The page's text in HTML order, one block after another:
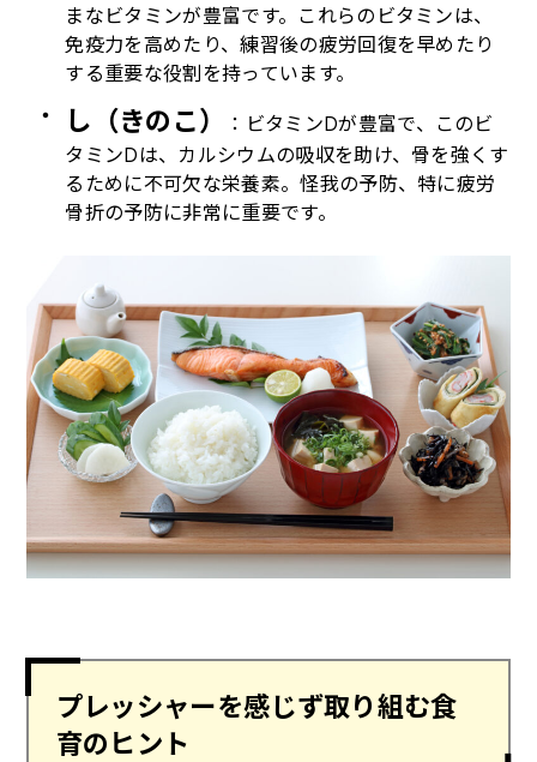
まなビタミンが豊富です。これらのビタミンは、
免疫力を高めたり、練習後の疲労回復を早めたり
する重要な役割を持っています。
し（きのこ）
：ビタミンDが豊富で、このビ
タミンDは、カルシウムの吸収を助け、骨を強くす
るために不可欠な栄養素。怪我の予防、特に疲労
骨折の予防に非常に重要です。
プレッシャーを感じず取り組む食
育のヒント